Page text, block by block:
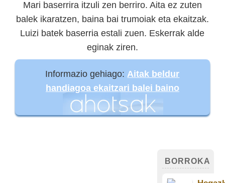
Mari baserrira itzuli zen berriro. Aita ez zuten
balek ikaratzen, baina bai trumoiak eta ekaitzak.
Luizi batek baserria estali zuen. Eskerrak alde
eginak ziren.
Informazio gehiago:Aitak beldur
handiagoa ekaitzari balei baino
BORROKA